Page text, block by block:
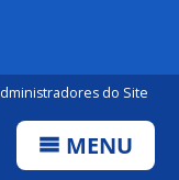
do Site
MENU